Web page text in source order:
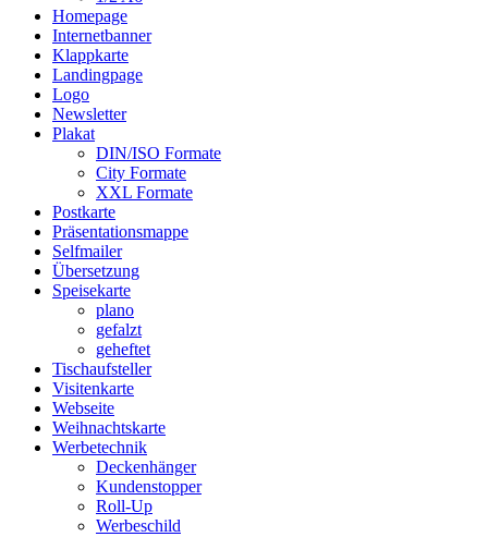
Homepage
Internetbanner
Klappkarte
Landingpage
Logo
Newsletter
Plakat
DIN/ISO Formate
City Formate
XXL Formate
Postkarte
Präsentationsmappe
Selfmailer
Übersetzung
Speisekarte
plano
gefalzt
geheftet
Tischaufsteller
Visitenkarte
Webseite
Weihnachtskarte
Werbetechnik
Deckenhänger
Kundenstopper
Roll-Up
Werbeschild